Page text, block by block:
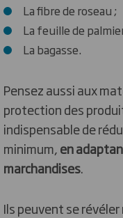
La fibre de roseau ;
La feuille de
La bagasse.
Pensez aussi aux
protection des
indispensable de
minimum,en
marchandises.
Ils peuvent se